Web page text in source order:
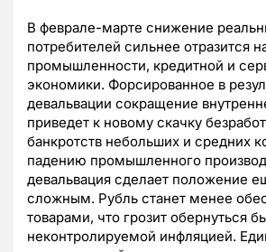
В феврале-марте снижение
потребителей сильнее отразится
промышленности, кредитной и
экономики. Форсированное в
девальвации сокращение
приведет к новому скачку
банкротств небольших и средних
падению промышленного
девальвация сделает положение
сложным. Рубль станет менее
товарами, что грозит обернуться
неконтролируемой инфляцией.